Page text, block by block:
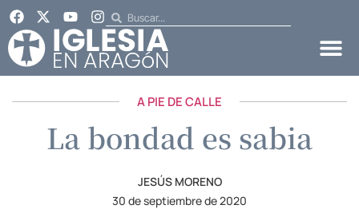
A PIE DE CALLE
La bondad es sabia
JESÚS MORENO
30 de septiembre de 2020